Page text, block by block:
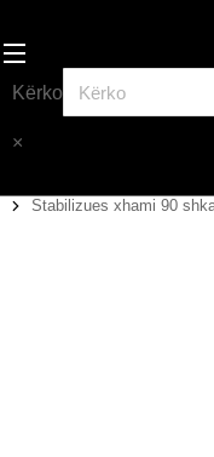
Kërko
×
You are here:
Stabilizues xhami 90